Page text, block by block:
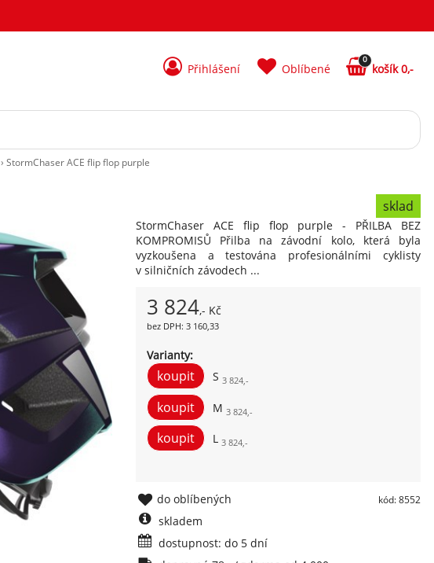
›StormChaser ACE flip flop purple
StormChaser ACE flip flop purple - PŘILBA BEZ
KOMPROMISŮ Přilba na závodní kolo, která byla
vyzkoušena a testována profesionálními cyklisty
v silničních závodech ...
sklad
3 824,- Kč
bez DPH: 3 160,33
Varianty:
S 3 824,-
M 3 824,-
L 3 824,-
kód: 8552
do oblíbených
skladem
dostupnost: do 5 dní
Přihlášení Oblíbené
0
košík 0,-